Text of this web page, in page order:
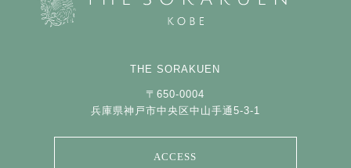
THE SORAKUEN
〒650-0004
兵庫県神戸市中央区中山手通5-3-1
ACCESS